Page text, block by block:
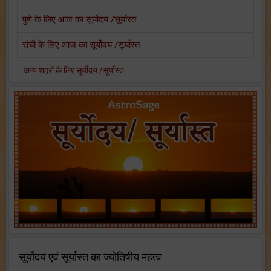
पुणे के लिए आज का सूर्योदय /सूर्यास्त
रांची के लिए आज का सूर्योदय /सूर्यास्त
अन्य शहरों के लिए सूर्योदय /सूर्यास्त
सूर्योदय एवं सूर्यास्त का ज्योतिषीय महत्व